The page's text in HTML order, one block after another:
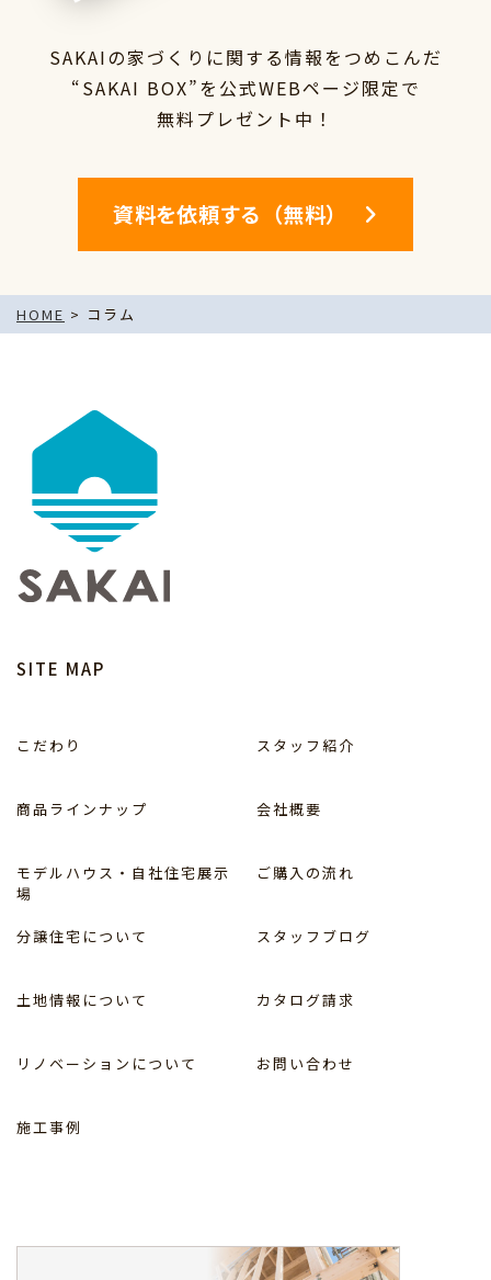
SAKAIの家づくりに関する情報をつめこんだ
“SAKAI BOX”を 公式WEBページ限定で
無料プレゼント中！
資料を依頼する（無料）
HOME > コラム
SITE MAP
こだわり
商品ラインナップ
モデルハウス・自社住宅展示
場
分譲住宅について
土地情報について
リノベーションについて
施工事例
スタッフ紹介
会社概要
ご購入の流れ
スタッフブログ
カタログ請求
お問い合わせ